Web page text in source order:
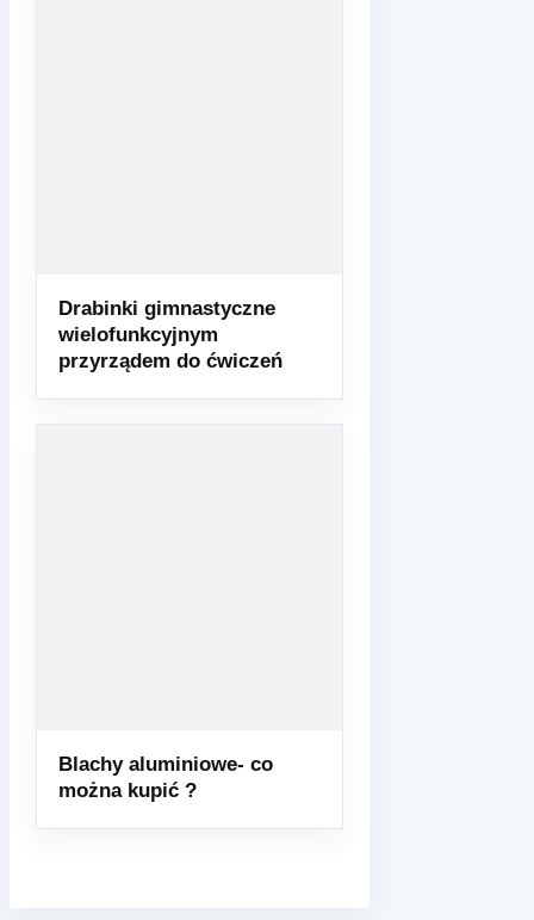
Drabinki gimnastyczne
wielofunkcyjnym
przyrządem do ćwiczeń
Blachy aluminiowe- co
można kupić ?